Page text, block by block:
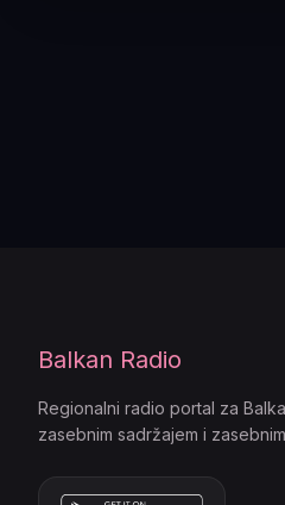
Balkan Radio
Regionalni radio portal za
zasebnim sadržajem i